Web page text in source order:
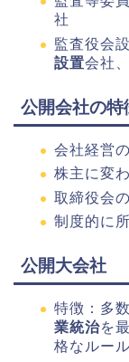
社
監査役会
設置会社、
公開会社の特
会社経営
株主に変
取締役会
制度的に
公開大会社
特徴：多
業統治を
格なルール